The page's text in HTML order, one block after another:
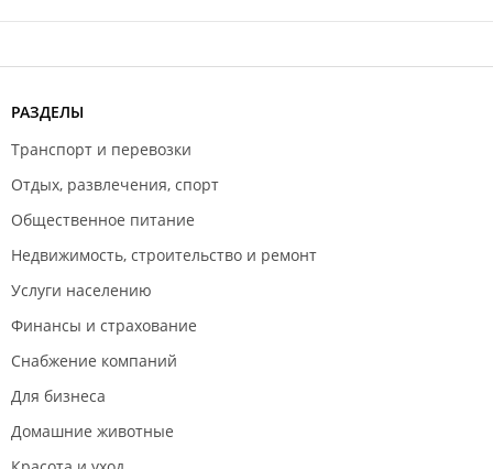
РАЗДЕЛЫ
Транспорт и перевозки
Отдых, развлечения, спорт
Общественное питание
Недвижимость, строительство и ремонт
Услуги населению
Финансы и страхование
Снабжение компаний
Для бизнеса
Домашние животные